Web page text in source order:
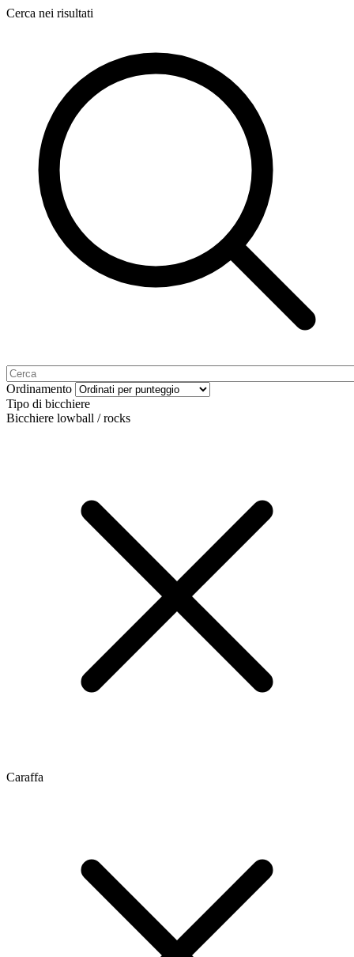
Cerca nei risultati
Ordinamento
Tipo di bicchiere
Bicchiere lowball / rocks
Caraffa